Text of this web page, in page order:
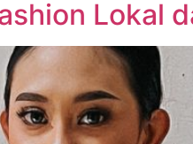
Lokal